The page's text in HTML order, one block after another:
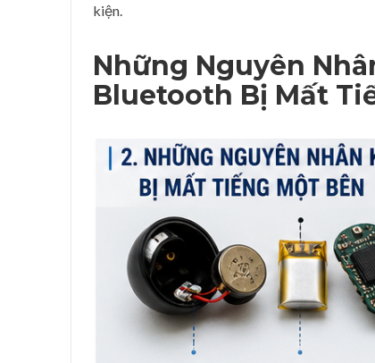
kiện.
Những Nguyên
Bluetooth Bị Mất